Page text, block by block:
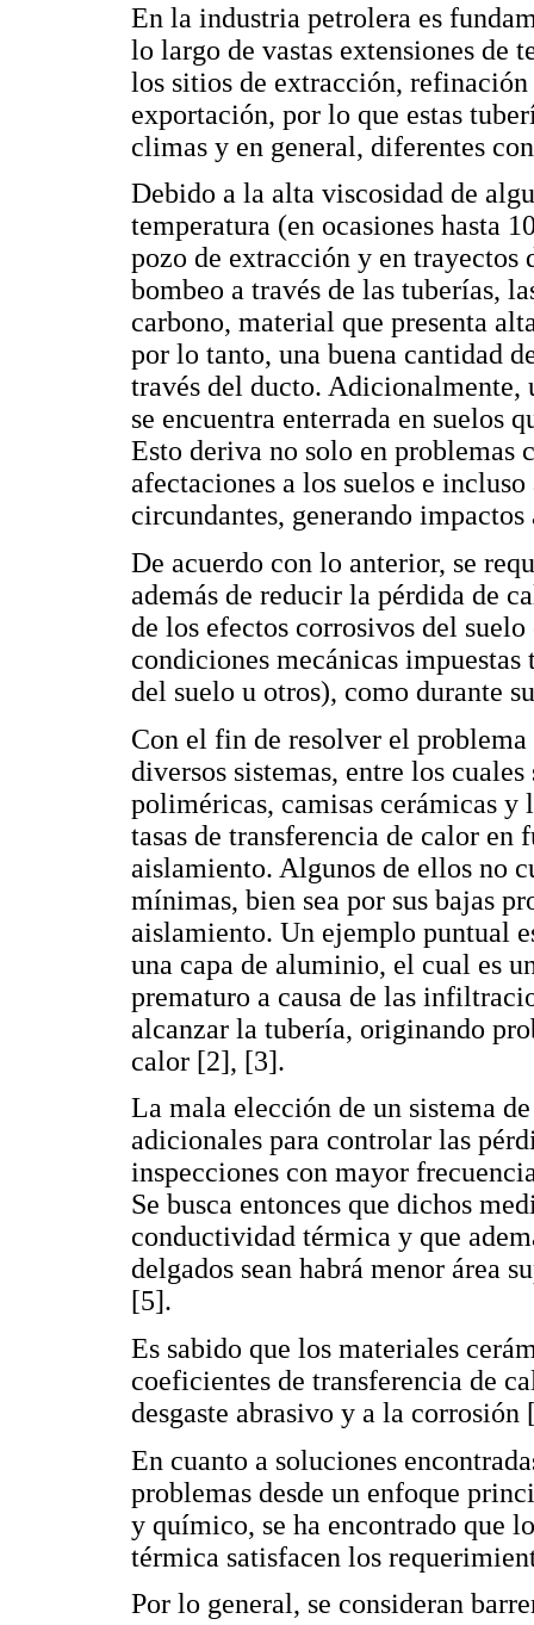
En la industria petrolera es
lo largo de vastas extensiones de
los sitios de extracción,
exportación, por lo que estas
climas y en general, diferentes
Debido a la alta viscosidad de
temperatura (en ocasiones hasta
pozo de extracción y en
bombeo a través de las tuberías,
carbono, material que presenta
por lo tanto, una buena cantidad
través del ducto. Adicionalmente,
se encuentra enterrada en suelos
Esto deriva no solo en problemas
afectaciones a los suelos e
circundantes, generando
De acuerdo con lo anterior, se
además de reducir la pérdida de
de los efectos corrosivos del
condiciones mecánicas
del suelo u otros), como durante
Con el fin de resolver el
diversos sistemas, entre los
poliméricas, camisas cerámicas y
tasas de transferencia de calor en
aislamiento. Algunos de ellos no
mínimas, bien sea por sus bajas
aislamiento. Un ejemplo puntual
una capa de aluminio, el cual es
prematuro a causa de las
alcanzar la tubería, originando
calor [2], [3].
La mala elección de un sistema
adicionales para controlar las
inspecciones con mayor
Se busca entonces que dichos
conductividad térmica y que
delgados sean habrá menor área
[5].
Es sabido que los materiales
coeficientes de transferencia de
desgaste abrasivo y a la corrosión
En cuanto a soluciones
problemas desde un enfoque
y químico, se ha encontrado que
térmica satisfacen los
Por lo general, se consideran